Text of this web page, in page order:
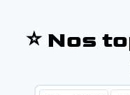
⭐ Nos